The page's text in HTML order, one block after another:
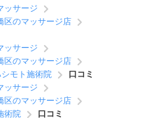
ッサージ
区のマッサージ店
ッサージ
区のマッサージ店
モト施術院
口コミ
ッサージ
区のマッサージ店
術院 口コミ